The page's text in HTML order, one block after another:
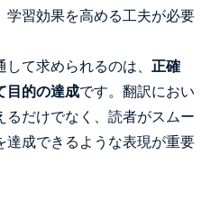
学習効果を高める工夫が必要
て求められるのは、 正確
目的の達成です。翻訳におい
るだけでなく、読者がスムー
達成できるような表現が重要